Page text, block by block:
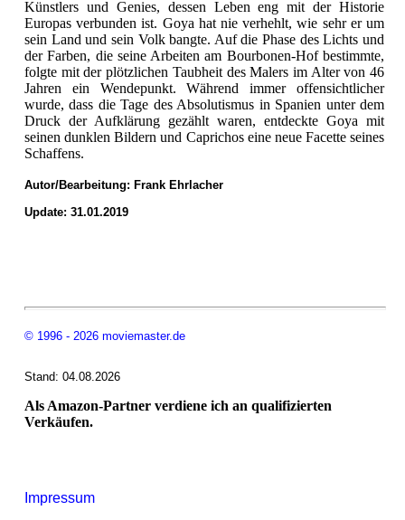
Künstlers und Genies, dessen Leben eng mit der Historie
Europas verbunden ist. Goya hat nie verhehlt, wie sehr er um
sein Land und sein Volk bangte. Auf die Phase des Lichts und
der Farben, die seine Arbeiten am Bourbonen-Hof bestimmte,
folgte mit der plötzlichen Taubheit des Malers im Alter von 46
Jahren ein Wendepunkt. Während immer offensichtlicher
wurde, dass die Tage des Absolutismus in Spanien unter dem
Druck der Aufklärung gezählt waren, entdeckte Goya mit
seinen dunklen Bildern und Caprichos eine neue Facette seines
Schaffens.
Autor/Bearbeitung: Frank Ehrlacher
Update: 31.01.2019
© 1996 - 2026 moviemaster.de
Stand: 04.08.2026
Als Amazon-Partner verdiene ich an qualifizierten
Verkäufen.
Impressum